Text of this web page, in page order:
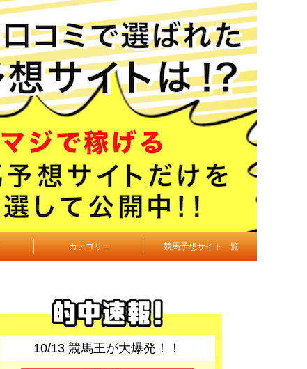
カテゴリー 競馬予想サイト一覧
10/13 競馬王が大爆発！！